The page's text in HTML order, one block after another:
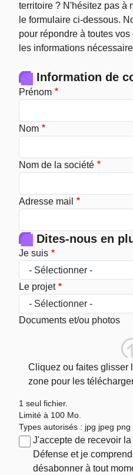
territoire ? N'hésitez pas à
le formulaire ci-dessous.
pour répondre à toutes
les informations
Information de
Prénom
Nom
Nom de la société
Adresse mail
Dites-nous en
Je suis
Le projet
Documents et/ou photos
Cliquez ou faites glisser
zone pour les
1 seul fichier.
Limité à 100 Mo.
Types autorisés : jpg jpeg png
J'accepte de recevoir
Défense et je
désabonner à tout